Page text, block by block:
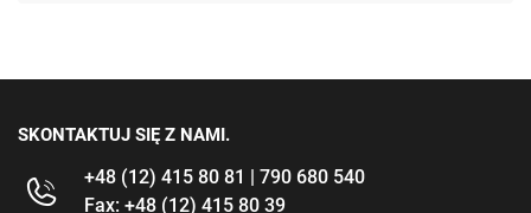
SKONTAKTUJ SIĘ Z NAMI.
+48 (12) 415 80 81 | 790 680 540
Fax: +48 (12) 415 80 39